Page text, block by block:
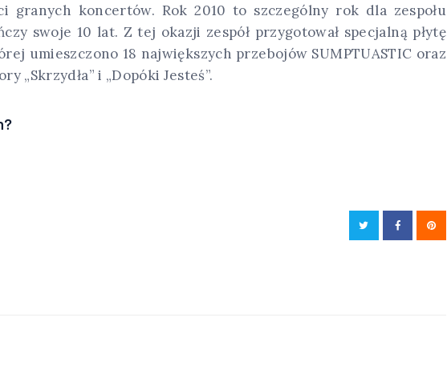
granych koncertów. Rok 2010 to szczególny rok dla zespołu
swoje 10 lat. Z tej okazji zespół przygotował specjalną płytę
umieszczono 18 największych przebojów SUMPTUASTIC oraz
„Skrzydła” i „Dopóki Jesteś”.